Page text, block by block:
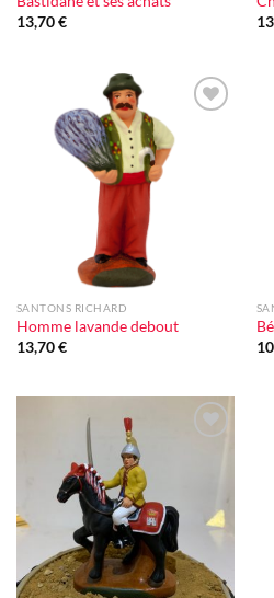
13,70€
SANTONS RICHARD
Homme lavande debout
13,70€